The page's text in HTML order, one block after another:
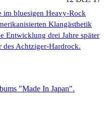
im bluesigen Heavy-Rock
Klangästhetik
Entwicklung drei Jahre später
des Achtziger-Hardrock.